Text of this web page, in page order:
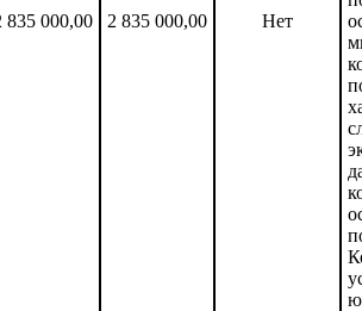
835 000,00 2 835 000,00 Нет